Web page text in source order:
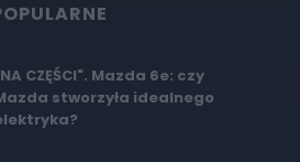
CZĘŚCI". Mazda 6e: czy
stworzyła idealnego